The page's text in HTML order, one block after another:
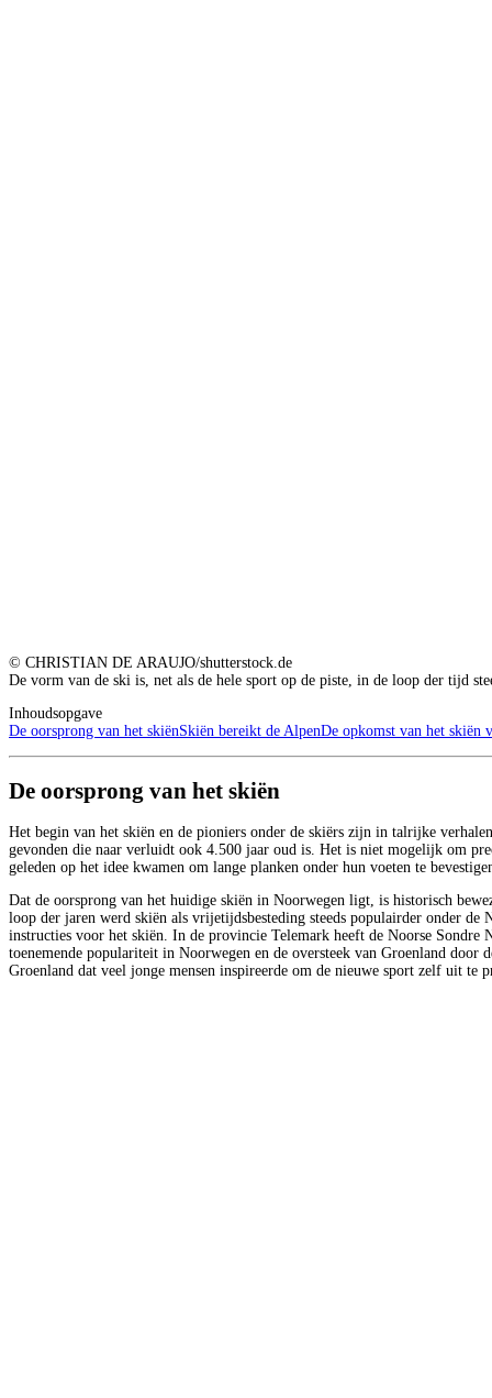
© CHRISTIAN DE ARAUJO/shutterstock.de
De vorm van de ski is, net als de hele sport op de piste, in de loop der tijd
Inhoudsopgave
De oorsprong van het skiënSkiën bereikt de AlpenDe opkomst van het skiën
De oorsprong van het skiën
Het begin van het skiën en de pioniers onder de skiërs zijn in talrijke
gevonden die naar verluidt ook 4.500 jaar oud is. Het is niet mogelijk om
geleden op het idee kwamen om lange planken onder hun voeten te
Dat de oorsprong van het huidige skiën in Noorwegen ligt, is historisch
loop der jaren werd skiën als vrijetijdsbesteding steeds populairder onder
instructies voor het skiën. In de provincie Telemark heeft de Noorse Sondre
toenemende populariteit in Noorwegen en de oversteek van Groenland
Groenland dat veel jonge mensen inspireerde om de nieuwe sport zelf uit te